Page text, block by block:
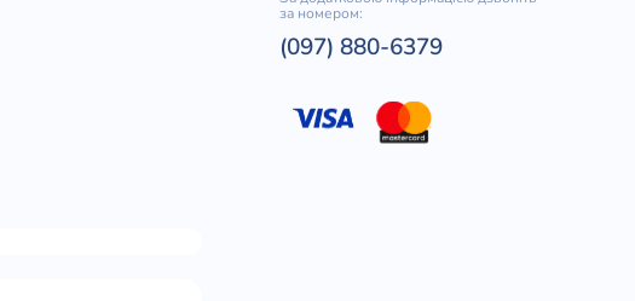
за номером:
(097) 880-6379